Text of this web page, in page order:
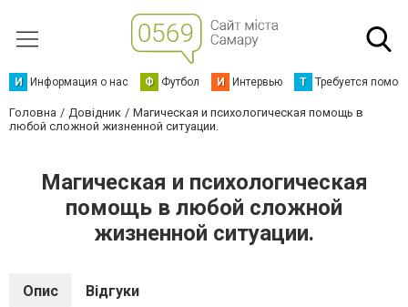
И Информация о нас Ф Футбол И Интервью Т Требуется
Головна Довідник
Магическая и психологическая помощь в
любой сложной жизненной ситуации.
Магическая и психологическая
помощь в любой сложной
жизненной ситуации.
Опис Відгуки